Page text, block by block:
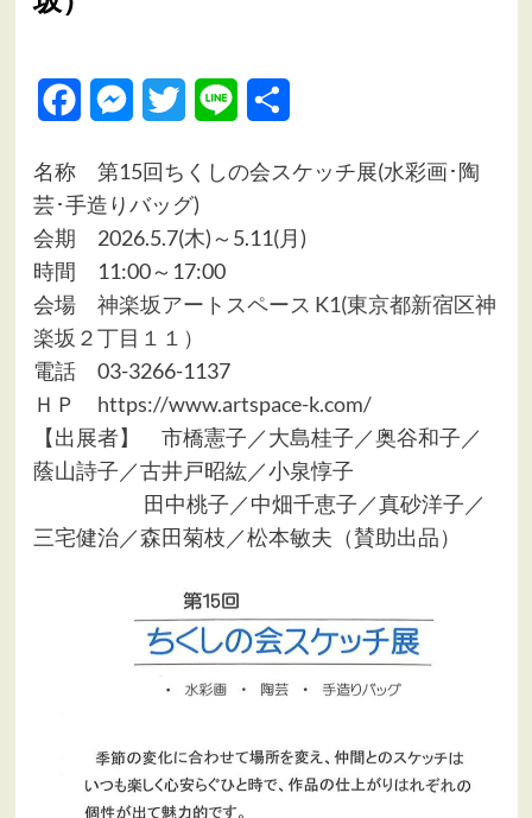
FacebookMessenger
Twitter Line
名称 第15回ちくしの会スケッチ展(水彩画･陶
芸･手造りバッグ)
会期 2026.5.7(木)～5.11(月)
時間 11:00～17:00
会場 神楽坂アートスペース K1(東京都新宿区神
楽坂２丁目１１）
電話 03-3266-1137
ＨＰ https://www.artspace-k.com/
【出展者】 市橋憲子／大島桂子／奥谷和子／
蔭山詩子／古井戸昭紘／小泉惇子
田中桃子／中畑千恵子／真砂洋子／
三宅健治／森田菊枝／松本敏夫（賛助出品）